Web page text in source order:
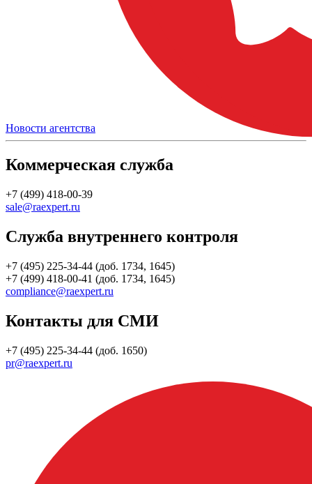
Новости агентства
Коммерческая служба
+7 (499) 418-00-39
sale@raexpert.ru
Служба внутреннего контроля
+7 (495) 225-34-44 (доб. 1734, 1645)
+7 (499) 418-00-41 (доб. 1734, 1645)
compliance@raexpert.ru
Контакты для СМИ
+7 (495) 225-34-44 (доб. 1650)
pr@raexpert.ru